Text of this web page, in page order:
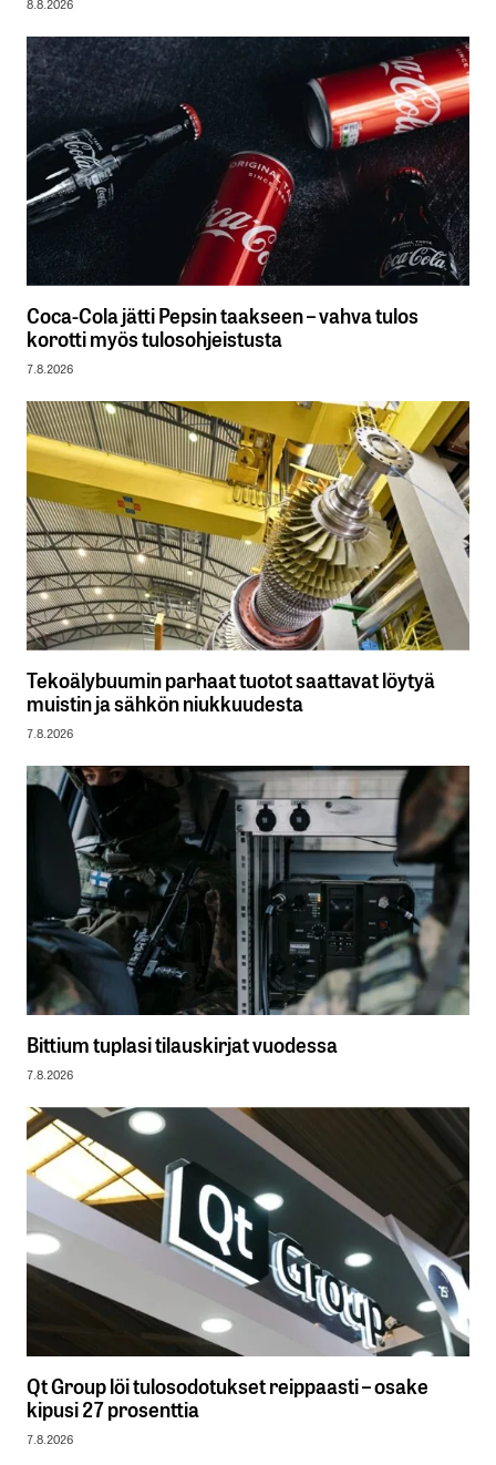
Coca-Cola jätti Pepsin taakseen – vahva tulos
korotti myös tulosohjeistusta
7.8.2026
Tekoälybuumin parhaat tuotot saattavat löytyä
muistin ja sähkön niukkuudesta
7.8.2026
Bittium tuplasi tilauskirjat vuodessa
7.8.2026
Qt Group löi tulosodotukset reippaasti – osake
kipusi 27 prosenttia
7.8.2026